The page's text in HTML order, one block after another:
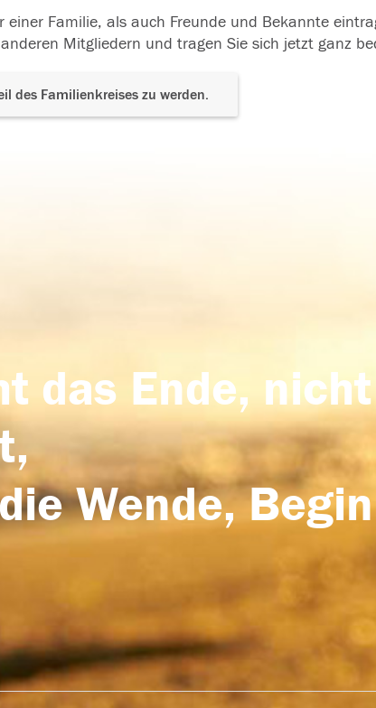
Familie, als auch Freunde und Bekannte
Mitgliedern und tragen Sie sich jetzt ganz
des Familienkreises zu werden.
das Ende,
Wende,